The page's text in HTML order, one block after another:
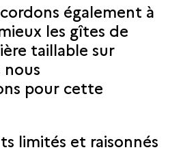
également à
les gîtes de
taillable sur
nous
pour cette
limités et raisonnés